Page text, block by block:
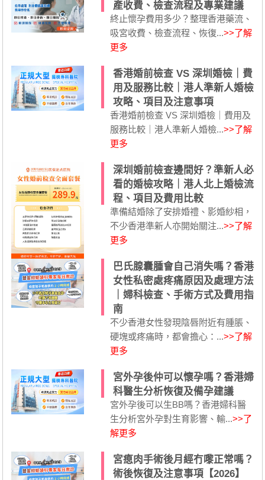
產收費、檢查流程及專業建議
終止懷孕費用多少？整理香港藥流、
吸宮收費、檢查流程、恢復...>>了解
更多
香港婚前檢查 VS 深圳婚檢｜費
用及服務比較｜港人準新人婚檢
攻略、項目及注意事項
香港婚前檢查 VS 深圳婚檢｜費用及
服務比較｜港人準新人婚檢...>>了解
更多
深圳婚前檢查邊間好？準新人必
看的婚檢攻略｜港人北上婚檢流
程、項目及費用比較
準備結婚除了安排婚禮、影婚紗相，
不少香港準新人亦開始關注...>>了解
更多
巴氏腺囊腫會自己消失嗎？香港
女性私密處疼痛原因及處理方法
｜婦科檢查、手術方式及費用指
南
不少香港女性發現陰唇附近有腫脹、
硬塊或疼痛時，都會擔心：...>>了解
更多
宮外孕後仲可以懷孕嗎？香港婦
科醫生分析恢復及備孕建議
宮外孕後可以生BB嗎？香港婦科醫
生分析宮外孕對生育影響、輸...>>了
解更多
宮瘜肉手術後月經冇嚟正常嗎？
術後恢復及注意事項【2026】